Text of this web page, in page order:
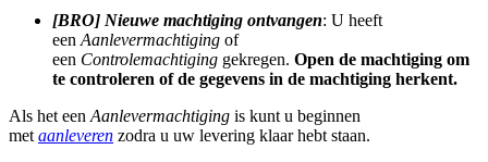
[BRO] Nieuwe machtiging ontvangen: U heeft
eenAanlevermachtiging of
een Controlemachtiging gekregen. Open de machtiging om
te controleren of de gegevens in de machtiging herkent.
Als het eenAanlevermachtiging is kunt u beginnen
metaanleveren zodra u uw levering klaar hebt staan.